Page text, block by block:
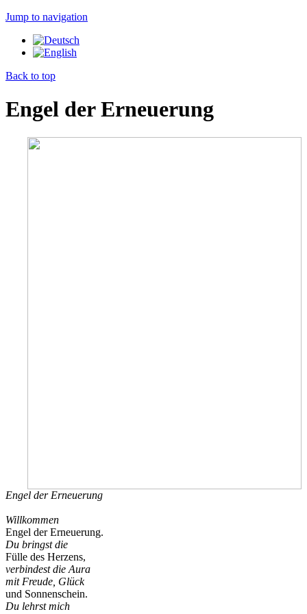
Jump to navigation
Back to top
Engel der Erneuerung
Engel der Erneuerung
Willkommen
Engel der Erneuerung.
Du bringst die
Fülle des Herzens,
verbindest die Aura
mit Freude, Glück
und Sonnenschein.
Du lehrst mich